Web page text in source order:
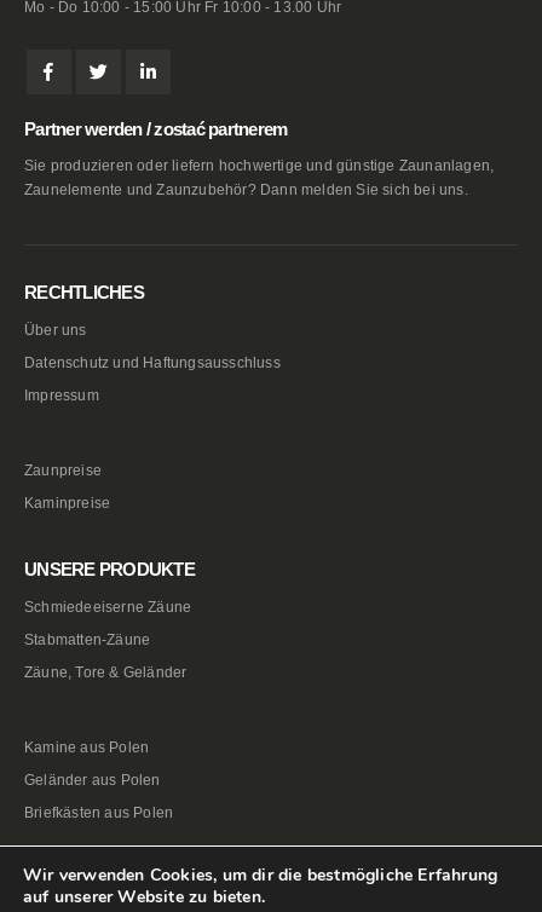
Mo - Do 10:00 - 15:00 Uhr Fr 10:00 - 13.00 Uhr
Partner werden / zostać partnerem
Sie produzieren oder liefern hochwertige und günstige Zaunanlagen,
Zaunelemente und Zaunzubehör? Dann melden Sie sich bei uns.
RECHTLICHES
Über uns
Datenschutz und Haftungsausschluss
Impressum
Zaunpreise
Kaminpreise
UNSERE PRODUKTE
Schmiedeeiserne Zäune
Stabmatten-Zäune
Zäune, Tore & Geländer
Kamine aus Polen
Geländer aus Polen
Briefkästen aus Polen
Wir verwenden Cookies, um dir die bestmögliche Erfahrung
auf unserer Website zu bieten.